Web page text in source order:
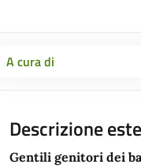
A cura di
Descrizione
Gentili genitori dei